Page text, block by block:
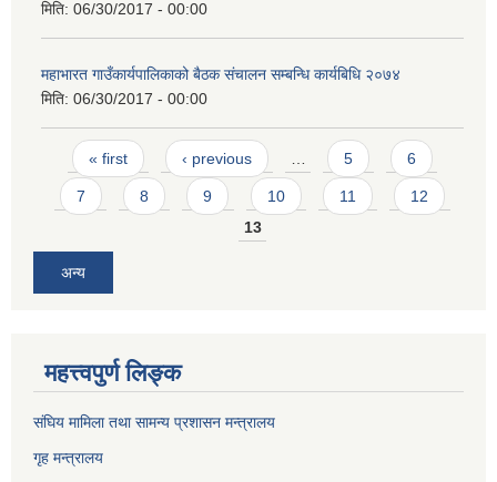
मिति: 06/30/2017 - 00:00
महाभारत गाउँकार्यपालिकाको बैठक संचालन सम्बन्धि कार्यबिधि २०७४
मिति: 06/30/2017 - 00:00
Pages
« first ‹ previous 5 6
7 8 9 10 11
12
13
अन्य
महत्त्वपुर्ण लिङ्क
संघिय मामिला तथा सामन्य प्रशासन मन्त्रालय
गृह मन्त्रालय